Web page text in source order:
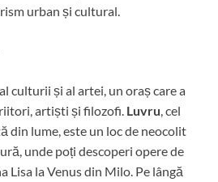
urban și cultural.
culturii și al artei, un oraș care a
artiști și filozofi. Luvru, cel
din lume, este un loc de neocolit
unde poți descoperi opere de
Lisa la Venus din Milo. Pe lângă